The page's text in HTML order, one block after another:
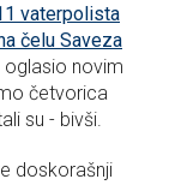
vaterpolista
čelu Saveza
oglasio novim
četvorica
su - bivši.
doskorašnji